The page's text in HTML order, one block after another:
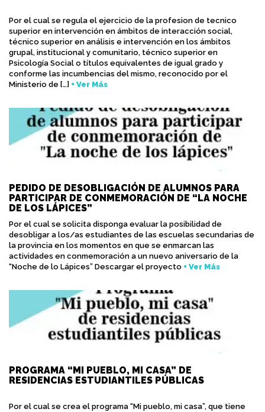
Por el cual se regula el ejercicio de la profesion de tecnico
superior en intervención en ámbitos de interacción social,
técnico superior en análisis e intervención en los ámbitos
grupal, institucional y comunitario, técnico superior en
Psicología Social o títulos equivalentes de igual grado y
conforme las incumbencias del mismo, reconocido por el
Ministerio de […] + Ver Más
PEDIDO DE DESOBLIGACIÓN DE ALUMNOS PARA
PARTICIPAR DE CONMEMORACIÓN DE “LA NOCHE
DE LOS LÁPICES”
Por el cual se solicita disponga evaluar la posibilidad de
desobligar a los/as estudiantes de las escuelas secundarias de
la provincia en los momentos en que se enmarcan las
actividades en conmemoración a un nuevo aniversario de la
“Noche de lo Lápices” Descargar el proyecto + Ver Más
PROGRAMA “MI PUEBLO, MI CASA” DE
RESIDENCIAS ESTUDIANTILES PÚBLICAS
Por el cual se crea el programa “Mi pueblo, mi casa”, que tiene